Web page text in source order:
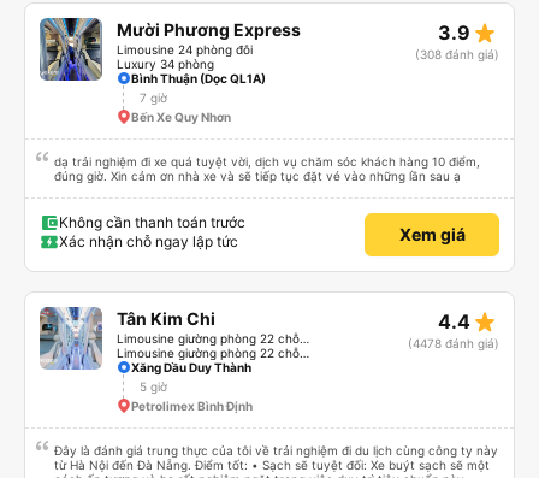
Mười Phương Express
Limousine 24 phòng đôi
Luxury 34 phòng
3.9 star_rate
(308 đánh giá)
Bình Thuận (Dọc QL1A)
7 giờ
Bến Xe Quy Nhơn
dạ trải nghiệm đi xe quá tuyệt vời, dịch vụ chăm sóc khách hàng 10 điểm,
đúng giờ. Xin cảm ơn nhà xe và sẽ tiếp tục đặt vé vào những lần sau ạ
Không cần thanh toán trước
Xác nhận chỗ ngay lập tức
Xem giá
Tân Kim Chi
Limousine giường phòng 22 chỗ (KIM LONG) (WC)
Limousine giường phòng 22 chỗ (CABIN) (WC)
4.4 star_rate
(4478 đánh giá)
Xăng Dầu Duy Thành
5 giờ
Petrolimex Bình Định
Đây là đánh giá trung thực của tôi về trải nghiệm đi du lịch cùng công ty này
từ Hà Nội đến Đà Nẵng. Điểm tốt: • Sạch sẽ tuyệt đối: Xe buýt sạch sẽ một